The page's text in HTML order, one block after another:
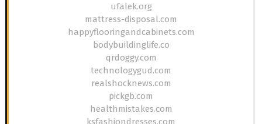
ufalek.org
mattress-disposal.com
happyflooringandcabinets.com
bodybuildinglife.co
qrdoggy.com
technologygud.com
realshocknews.com
pickgb.com
healthmistakes.com
ksfashiondresses.com